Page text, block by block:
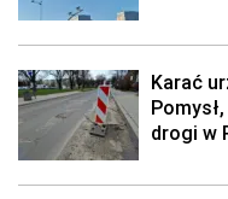
Karać
drogi w